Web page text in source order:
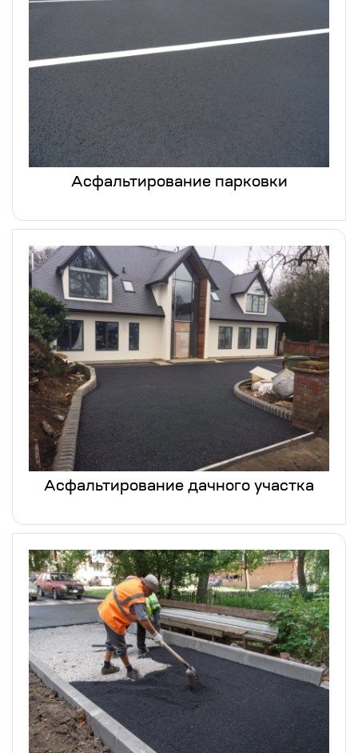
Асфальтирование парковки
Асфальтирование дачного участка